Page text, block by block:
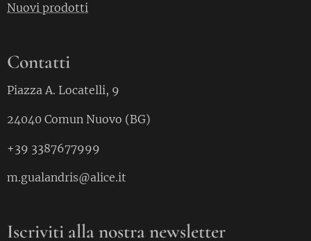
Nuovi prodotti
Contatti
Piazza A. Locatelli, 9
24040 Comun Nuovo (BG)
+39 3387677999
m.gualandris@alice.it
Iscriviti alla nostra newsletter